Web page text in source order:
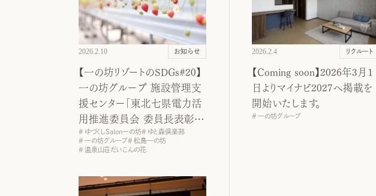
2026.2.10 お知らせ
【一の坊リゾートのSDGs#20】
一の坊グループ 施設管理支
援センター「東北七県電力活
用推進委員会 委員長表彰」
を受賞
ゆづくしSalon一の坊
ゆと森倶楽部
一の坊グループ
松島一の坊
温泉山荘だいこんの花
2026.2.4 リクルート
【Coming soon】2026年3月1
日よりマイナビ2027へ掲載を
開始いたします。
一の坊グループ